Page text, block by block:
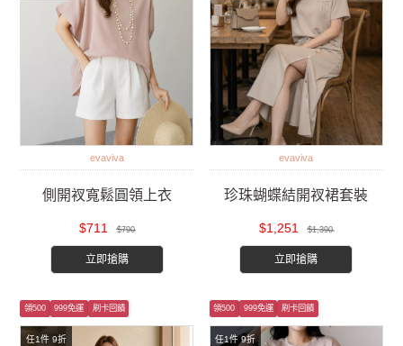
evaviva
側開衩寬鬆圓領上衣
$711 $790
立即搶購
evaviva
珍珠蝴蝶結開衩裙套裝
$1,251 $1,390
立即搶購
任1件 9折
領500 999免運 刷卡回饋
任1件 9折
領500 999免運 刷卡回饋